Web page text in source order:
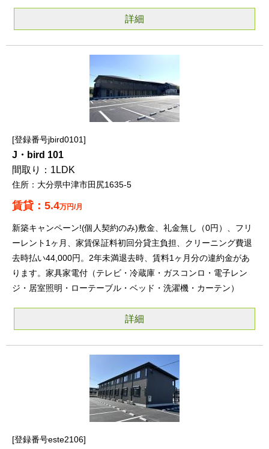
詳細
登録番号jbird0101
J・bird 101
1LDK
大分県中津市田尻1635-5
5.4万円/月
新築キャンペーン!(個人契約のみ)敷金、礼金無し（0円）、フリ
ーレント1ヶ月、家賃保証料初回分貸主負担、クリーニング費退
去時払い44,000円。2年未満退去時、賃料1ヶ月分の違約金があ
ります。家具家電付（テレビ・冷蔵庫・ガスコンロ・電子レン
ジ・居室照明・ローテーブル・ベッド・洗濯機・カーテン）
詳細
登録番号este2106